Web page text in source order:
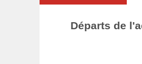
Départs de